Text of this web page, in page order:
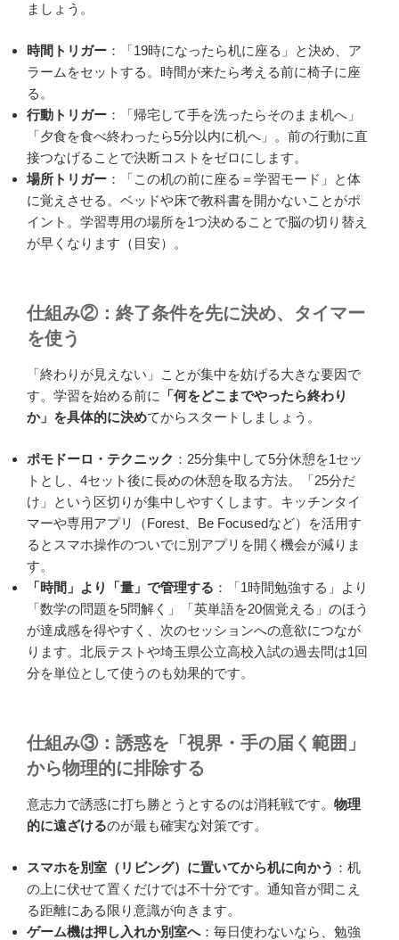
ましょう。
時間トリガー ：「19時になったら机に座る」と決め、ア
ラームをセットする。時間が来たら考える前に椅子に座
る。
行動トリガー ：「帰宅して手を洗ったらそのまま机へ」
「夕食を食べ終わったら5分以内に机へ」。前の行動に直
接つなげることで決断コストをゼロにします。
場所トリガー ：「この机の前に座る＝学習モード」と体
に覚えさせる。ベッドや床で教科書を開かないことがポ
イント。学習専用の場所を1つ決めることで脳の切り替え
が早くなります（目安）。
仕組み②：終了条件を先に決め、タイマー
を使う
「終わりが見えない」ことが集中を妨げる大きな要因で
す。学習を始める前に
「何をどこまでやったら終わり
か」を具体的に決めてからスタートしましょう。
ポモドーロ・テクニック ：25分集中して5分休憩を1セッ
トとし、4セット後に長めの休憩を取る方法。「25分だ
け」という区切りが集中しやすくします。キッチンタイ
マーや専用アプリ（Forest、Be Focusedなど）を活用す
るとスマホ操作のついでに別アプリを開く機会が減りま
す。
「時間」より「量」で管理する ：「1時間勉強する」より
「数学の問題を5問解く」「英単語を20個覚える」のほう
が達成感を得やすく、次のセッションへの意欲につなが
ります。北辰テストや埼玉県公立高校入試の過去問は1回
分を単位として使うのも効果的です。
仕組み③：誘惑を「視界・手の届く範囲」
から物理的に排除する
意志力で誘惑に打ち勝とうとするのは消耗戦です。 物理
的に遠ざけるのが最も確実な対策です。
スマホを別室（リビング）に置いてから机に向かう ：机
の上に伏せて置くだけでは不十分です。通知音が聞こえ
る距離にある限り意識が向きます。
ゲーム機は押し入れか別室へ：毎日使わないなら、勉強